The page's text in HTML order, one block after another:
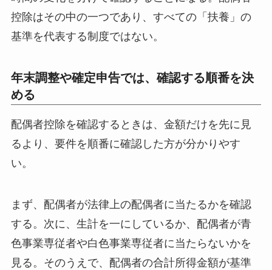
控除はその中の一つであり、すべての「扶養」の
基準を代表する制度ではない。
年末調整や確定申告では、確認する順番を決
める
配偶者控除を確認するときは、金額だけを先に見
るより、要件を順番に確認した方が分かりやす
い。
まず、配偶者が法律上の配偶者に当たるかを確認
する。次に、生計を一にしているか、配偶者が青
色事業専従者や白色事業専従者に当たらないかを
見る。そのうえで、配偶者の合計所得金額が基準